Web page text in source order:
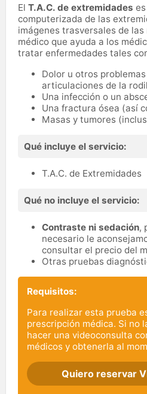
El T.A.C. de extremidades
computerizada de las
imágenes trasversales de las
médico que ayuda a los
tratar enfermedades tales
Dolor u otros
articulaciones de la
Una infección o un
Una fractura ósea (así
Masas y tumores
Qué incluye el servicio:
T.A.C. de Extremidades
Qué no incluye el servicio:
Contraste ni sedación,
necesario le
consultar el precio del
Otras pruebas
Requisitos:
Para realizar esta prueba
prescripción médica. Si no
hacer una videoconsulta
médicos y obtenerla al
Quiero reservar